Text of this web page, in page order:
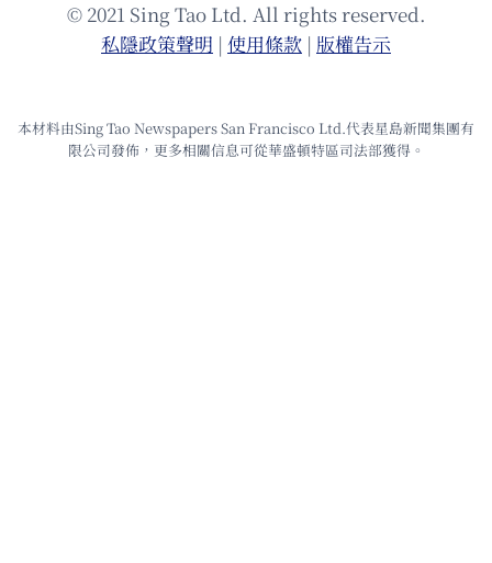
© 2021 Sing Tao Ltd. All rights reserved.
私隱政策聲明 | 使⽤條款 | 版權告⽰
本材料由Sing Tao Newspapers San Francisco Ltd.代表星島新聞集團有
限公司發佈，更多相關信息可從華盛頓特區司法部獲得。